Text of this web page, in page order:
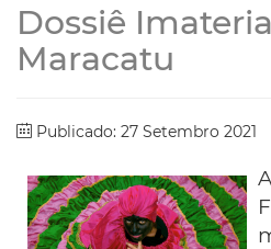
Dossiê
Maracatu
Publicado: 27 Setembro 2021